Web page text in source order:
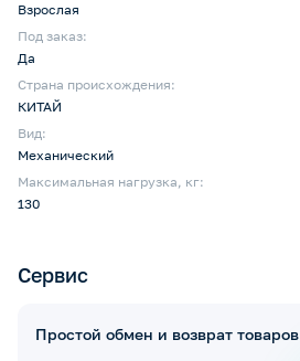
Взрослая
Под заказ:
Да
Страна происхождения:
КИТАЙ
Вид:
Механический
Максимальная нагрузка, кг:
130
Сервис
Простой обмен и возврат товаров